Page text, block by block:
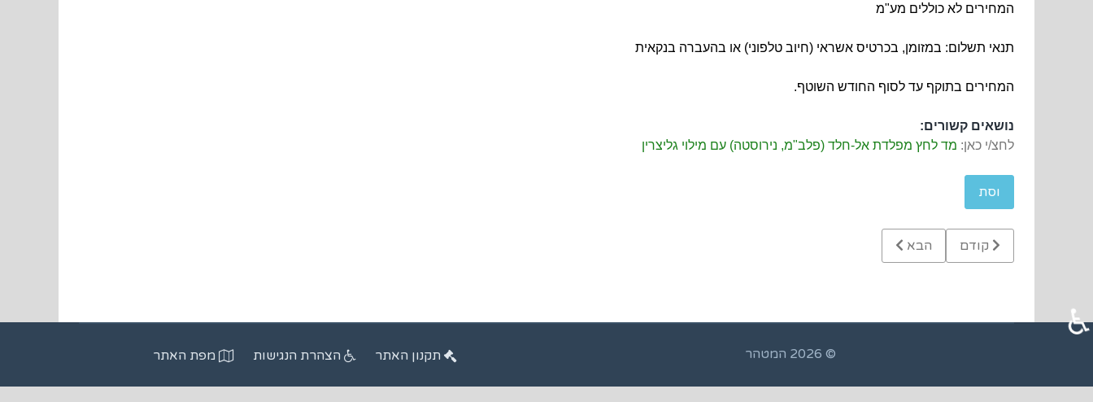
המחירים לא כוללים מע"מ
תנאי תשלום: במזומן, בכרטיס אשראי (חיוב טלפוני) או בהעברה בנקאית
המחירים בתוקף עד לסוף החודש השוטף.
נושאים קשורים:
לחצ/י כאן: מד לחץ מפלדת אל-חלד (פלב"מ, נירוסטה) עם מילוי גליצרין
וסת
Previous article: מד לחץ מים איכותי מפלדת אל-חלד (נירוסטה)
קודם Next article: מיכל פלדה עם פתיחה מהירה למילוי כימיקלים, הזנה או ביקורת
הבא
© 2026 המטהר תקנון האתר הצהרת הנגישות מפת האתר